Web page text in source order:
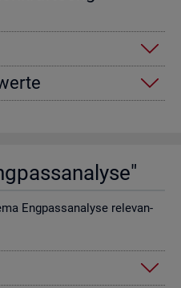
Eng­pass­ana­ly­se re­le­van­